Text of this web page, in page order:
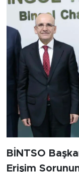
BİNTSO
Erişim